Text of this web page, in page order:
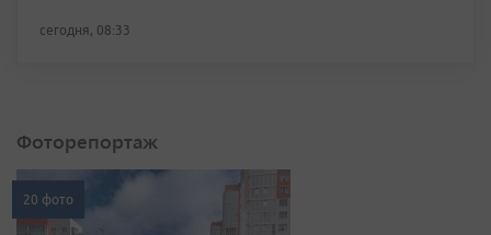
сегодня, 08:33
Фоторепортаж
20 фото